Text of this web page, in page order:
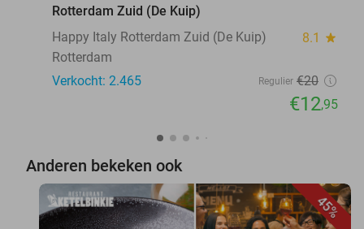
Rotterdam Zuid (De Kuip)
Happy Italy Rotterdam Zuid (De Kuip)
8.1 star
Rotterdam
Verkocht: 2.465
Regulier €20
€12,95
Anderen bekeken ook
45%